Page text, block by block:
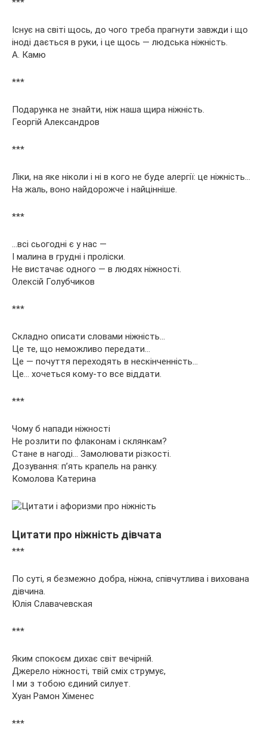
***
Існує на світі щось, до чого треба прагнути завжди і що
іноді дається в руки, і це щось — людська ніжність.
А. Камю
***
Подарунка не знайти, ніж наша щира ніжність.
Георгій Александров
***
Ліки, на яке ніколи і ні в кого не буде алергії: це ніжність…
На жаль, воно найдорожче і найцінніше.
***
…всі сьогодні є у нас —
І малина в грудні і проліски.
Не вистачає одного — в людях ніжності.
Олексій Голубчиков
***
Складно описати словами ніжність…
Це те, що неможливо передати…
Це — почуття переходять в нескінченність…
Це… хочеться кому-то все віддати.
***
Чому б напади ніжності
Не розлити по флаконам і склянкам?
Стане в нагоді… Замолювати різкості.
Дозування: п’ять крапель на ранку.
Комолова Катерина
Цитати про ніжність дівчата
***
По суті, я безмежно добра, ніжна, співчутлива і вихована
дівчина.
Юлія Славачевская
***
Яким спокоєм дихає світ вечірній.
Джерело ніжності, твій сміх струмує,
І ми з тобою єдиний силует.
Хуан Рамон Хіменес
***